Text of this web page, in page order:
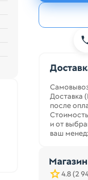
Доставка
после
и от
ваш
Магазин
4.8 (2